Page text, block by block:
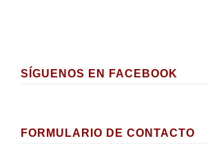
SÍGUENOS EN FACEBOOK
FORMULARIO DE CONTACTO